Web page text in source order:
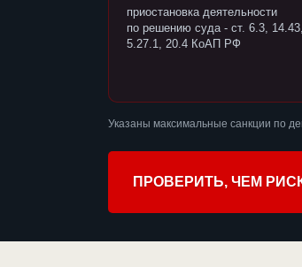
приостановка деятельности
по решению суда - ст. 6.3, 14.43,
5.27.1, 20.4 КоАП РФ
Указаны максимальные санкции по
ПРОВЕРИТЬ, ЧЕМ